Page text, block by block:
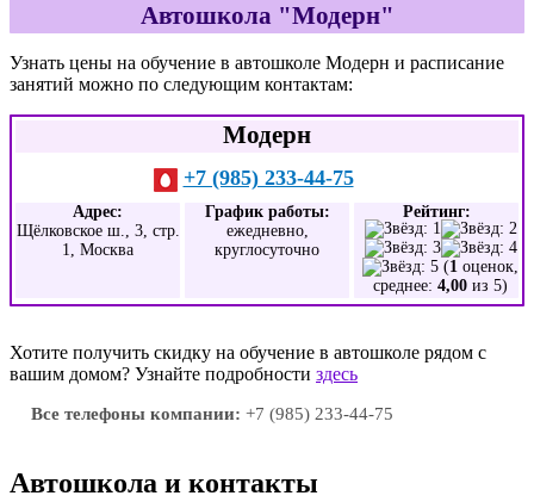
Автошкола "Модерн"
Узнать цены на обучение в автошколе Модерн и расписание
занятий можно по следующим контактам:
Модерн
+7 (985) 233-44-75
Адрес:
Щёлковское ш., 3, стр.
1, Москва
График работы:
ежедневно,
круглосуточно
Рейтинг:
(1 оценок,
среднее: 4,00 из 5)
Хотите получить скидку на обучение в автошколе рядом с
вашим домом? Узнайте подробности здесь
Все телефоны компании: +7 (985) 233-44-75
Автошкола и контакты